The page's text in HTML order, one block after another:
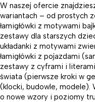
W naszej ofercie
wariantach – od prostych
łamigłówki z motywami
zestawy dla starszych
układanki z motywami
łamigłówki z pojazdami
zestawy z cyframi i
świata (pierwsze kroki w
(klocki, budowle, modele).
o nowe wzory i poziomy